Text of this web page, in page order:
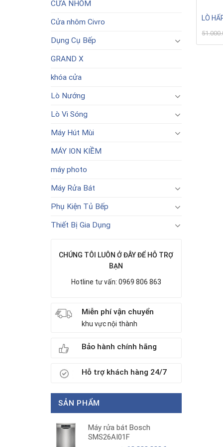
CỬA NHÔM
Cửa nhôm Civro
Dụng Cụ Bếp
GRAND X
khóa cửa
Lò Nướng
Lò Vi Sóng
Máy Hút Mùi
MÁY ION KIỀM
máy photo
Máy Rửa Bát
Phụ Kiện Tủ Bếp
Thiết Bị Gia Dụng
CHÚNG TÔI LUÔN Ở ĐÂY ĐỂ HỖ TRỢ
BẠN
Hotline tư vấn: 0969 806 863
Miễn phí vận chuyển
khu vực nội thành
Bảo hành chính hãng
Hỗ trợ khách hàng 24/7
SẢN PHẨM
Máy rửa bát Bosch
SMS26AI01F
LÒ